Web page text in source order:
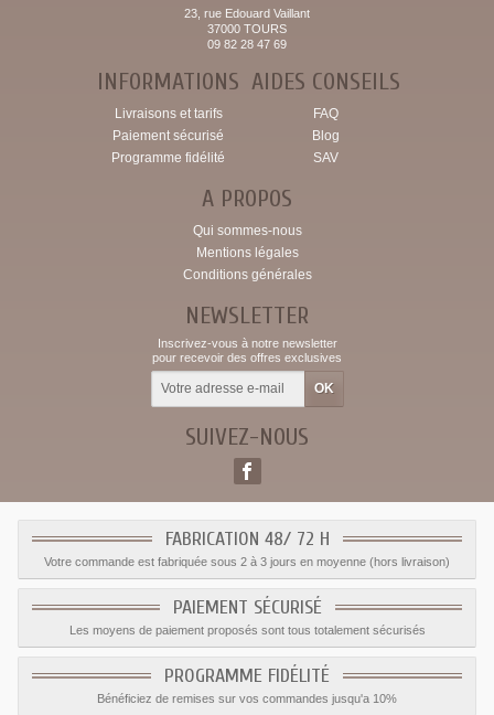
23, rue Edouard Vaillant
37000 TOURS
09 82 28 47 69
INFORMATIONS
Livraisons et tarifs
Paiement sécurisé
Programme fidélité
AIDES CONSEILS
FAQ
Blog
SAV
A PROPOS
Qui sommes-nous
Mentions légales
Conditions générales
NEWSLETTER
Inscrivez-vous à notre newsletter
pour recevoir des offres exclusives
SUIVEZ-NOUS
FABRICATION 48/ 72 H
Votre commande est fabriquée sous 2 à 3 jours en moyenne (hors livraison)
PAIEMENT SÉCURISÉ
Les moyens de paiement proposés sont tous totalement sécurisés
PROGRAMME FIDÉLITÉ
Bénéficiez de remises sur vos commandes jusqu'a 10%